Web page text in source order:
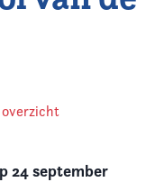
overzicht
24 september